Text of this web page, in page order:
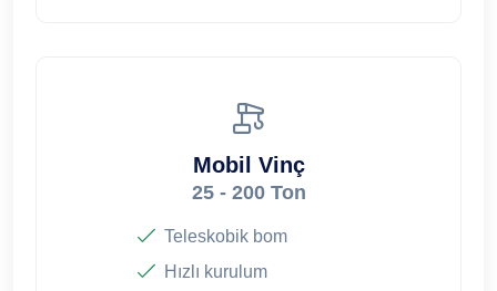
Mobil Vinç
25 - 200 Ton
Teleskobik bom
Hızlı kurulum